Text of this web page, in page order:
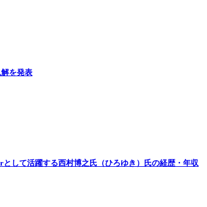
を発表
して活躍する西村博之氏（ひろゆき）氏の経歴・年収